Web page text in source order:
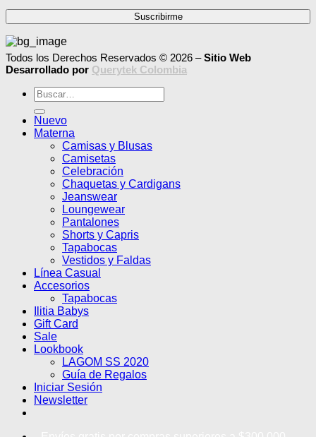
Todos los Derechos Reservados © 2026 –Sitio Web
Desarrollado por Querytek Colombia
Buscar
por:
Nuevo
Materna
Camisas y Blusas
Camisetas
Celebración
Chaquetas y Cardigans
Jeanswear
Loungewear
Pantalones
Shorts y Capris
Tapabocas
Vestidos y Faldas
Línea Casual
Accesorios
Tapabocas
Ilitia Babys
Gift Card
Sale
Lookbook
LAGOM SS 2020
Guía de Regalos
Iniciar Sesión
Newsletter